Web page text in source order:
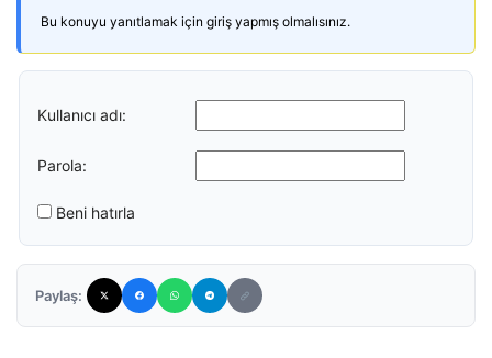
Bu konuyu yanıtlamak için giriş yapmış olmalısınız.
Kullanıcı adı:
Parola:
Beni hatırla
Paylaş: